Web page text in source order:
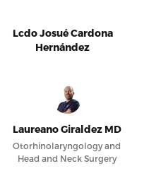
Lcdo Josué Cardona
Hernández
Laureano Giraldez MD
Otorhinolaryngology and
Head and Neck Surgery